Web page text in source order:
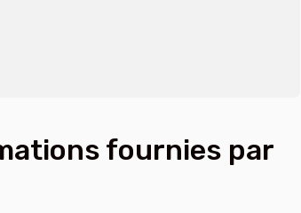
fournies par